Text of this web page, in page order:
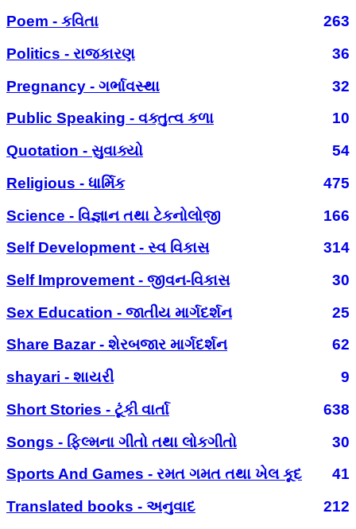
Poem - કવિતા
263
Politics - રાજકારણ
36
Pregnancy - ગર્ભાવસ્થા
32
Public Speaking - વક્તુત્વ કળા
10
Quotation - સુવાક્યો
54
Religious - ધાર્મિક
475
Science - વિજ્ઞાન તથા ટેકનોલોજી
166
Self Development - સ્વ વિકાસ
314
Self Improvement - જીવન-વિકાસ
30
Sex Education - જાતીય માર્ગદર્શન
25
Share Bazar - શેરબજાર માર્ગદર્શન
62
shayari - શાયરી
9
Short Stories - ટૂંકી વાર્તા
638
Songs - ફિલ્મના ગીતો તથા લોકગીતો
30
Sports And Games - રમત ગમત તથા ખેલ કૂદ
41
Translated books - અનુવાદ
212